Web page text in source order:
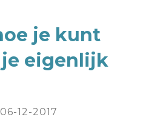
je kunt
eigenlijk
06-12-2017